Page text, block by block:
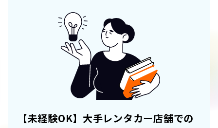
【未経験OK】大手レンタカー店舗での